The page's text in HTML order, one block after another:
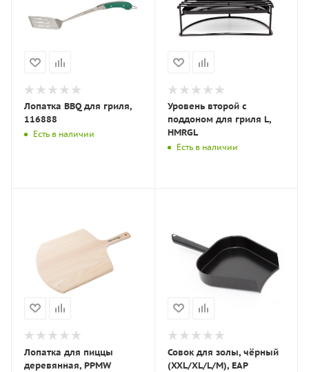
Лопатка BBQ для гриля,
116888
Есть в наличии
Уровень второй с
поддоном для гриля L,
HMRGL
Есть в наличии
Лопатка для пиццы
деревянная, PPMW
Совок для золы, чёрный
(XXL/XL/L/M), EAP